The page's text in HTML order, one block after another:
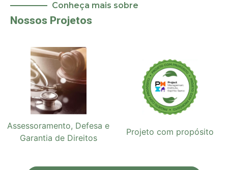
Conheça mais sobre
Nossos Projetos
Assessoramento, Defesa e
Garantia de Direitos
Projeto com propósito